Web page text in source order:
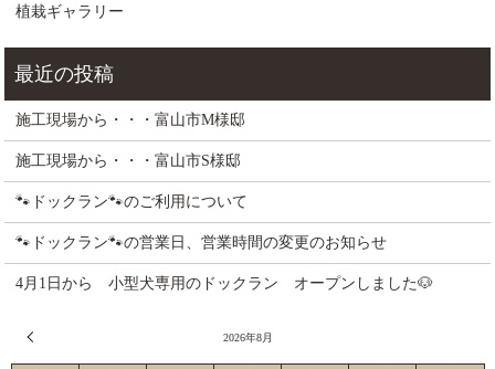
植栽ギャラリー
施工現場から・・・富山市M様邸
施工現場から・・・富山市S様邸
🐾ドックラン🐾のご利用について
🐾ドックラン🐾の営業日、営業時間の変更のお知らせ
4月1日から 小型犬専用のドックラン オープンしました🐶
2026年8月